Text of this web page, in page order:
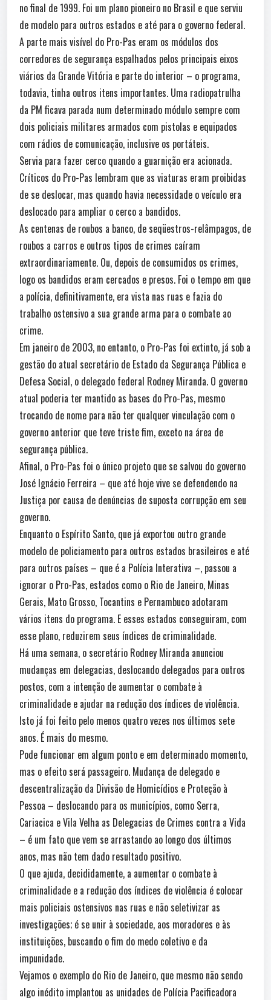
no final de 1999. Foi um plano pioneiro no Brasil e que serviu
de modelo para outros estados e até para o governo federal.
A parte mais visível do Pro-Pas eram os módulos dos
corredores de segurança espalhados pelos principais eixos
viários da Grande Vitória e parte do interior – o programa,
todavia, tinha outros itens importantes. Uma radiopatrulha
da PM ficava parada num determinado módulo sempre com
dois policiais militares armados com pistolas e equipados
com rádios de comunicação, inclusive os portáteis.
Servia para fazer cerco quando a guarnição era acionada.
Críticos do Pro-Pas lembram que as viaturas eram proibidas
de se deslocar, mas quando havia necessidade o veículo era
deslocado para ampliar o cerco a bandidos.
As centenas de roubos a banco, de seqüestros-relâmpagos, de
roubos a carros e outros tipos de crimes caíram
extraordinariamente. Ou, depois de consumidos os crimes,
logo os bandidos eram cercados e presos. Foi o tempo em que
a polícia, definitivamente, era vista nas ruas e fazia do
trabalho ostensivo a sua grande arma para o combate ao
crime.
Em janeiro de 2003, no entanto, o Pro-Pas foi extinto, já sob a
gestão do atual secretário de Estado da Segurança Pública e
Defesa Social, o delegado federal Rodney Miranda. O governo
atual poderia ter mantido as bases do Pro-Pas, mesmo
trocando de nome para não ter qualquer vinculação com o
governo anterior que teve triste fim, exceto na área de
segurança pública.
Afinal, o Pro-Pas foi o único projeto que se salvou do governo
José Ignácio Ferreira – que até hoje vive se defendendo na
Justiça por causa de denúncias de suposta corrupção em seu
governo.
Enquanto o Espírito Santo, que já exportou outro grande
modelo de policiamento para outros estados brasileiros e até
para outros países – que é a Polícia Interativa –, passou a
ignorar o Pro-Pas, estados como o Rio de Janeiro, Minas
Gerais, Mato Grosso, Tocantins e Pernambuco adotaram
vários itens do programa. E esses estados conseguiram, com
esse plano, reduzirem seus índices de criminalidade.
Há uma semana, o secretário Rodney Miranda anunciou
mudanças em delegacias, deslocando delegados para outros
postos, com a intenção de aumentar o combate à
criminalidade e ajudar na redução dos índices de violência.
Isto já foi feito pelo menos quatro vezes nos últimos sete
anos. É mais do mesmo.
Pode funcionar em algum ponto e em determinado momento,
mas o efeito será passageiro. Mudança de delegado e
descentralização da Divisão de Homicídios e Proteção à
Pessoa – deslocando para os municípios, como Serra,
Cariacica e Vila Velha as Delegacias de Crimes contra a Vida
– é um fato que vem se arrastando ao longo dos últimos
anos, mas não tem dado resultado positivo.
O que ajuda, decididamente, a aumentar o combate à
criminalidade e a redução dos índices de violência é colocar
mais policiais ostensivos nas ruas e não seletivizar as
investigações; é se unir à sociedade, aos moradores e às
instituições, buscando o fim do medo coletivo e da
impunidade.
Vejamos o exemplo do Rio de Janeiro, que mesmo não sendo
algo inédito implantou as unidades de Polícia Pacificadora